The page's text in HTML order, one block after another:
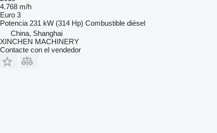
4.768 m/h
Euro 3
Potencia 231 kW (314 Hp) Combustible diésel
China, Shanghai
XINCHEN MACHINERY
Contacte con el vendedor